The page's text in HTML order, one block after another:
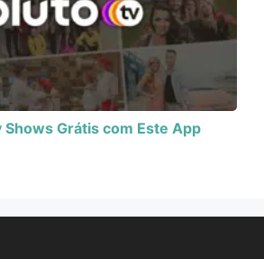
Shows Grátis com Este App